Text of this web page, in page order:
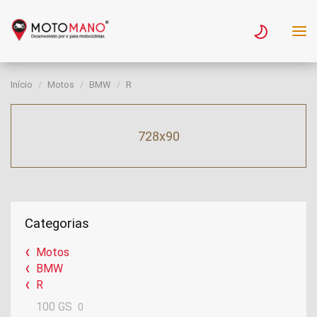
Início Motos BMW R
728x90
Categorias
Motos
BMW
R
100 GS
0